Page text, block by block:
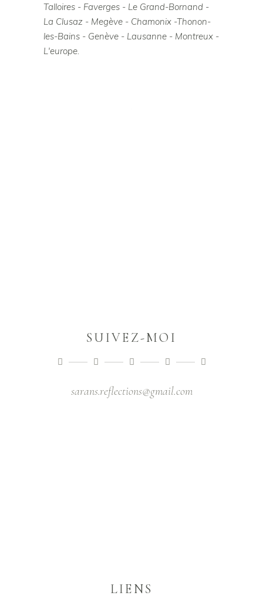
Talloires - Faverges - Le Grand-Bornand -
La Clusaz - Megève - Chamonix -Thonon-
les-Bains - Genève - Lausanne - Montreux -
L'europe.
SUIVEZ-MOI
sarans.reflections@gmail.com
LIENS